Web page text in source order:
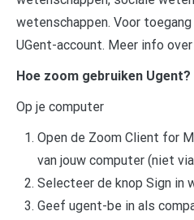
wetenschappen. Voor
UGent-account. Meer info
Hoe zoom gebruiken Ugent?
Op je computer
Open de Zoom Client for
van jouw computer (niet
Selecteer de knop Sign in
Geef ugent-be in als